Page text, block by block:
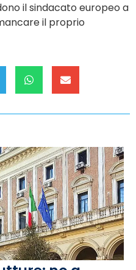
il sindacato europeo a
il proprio